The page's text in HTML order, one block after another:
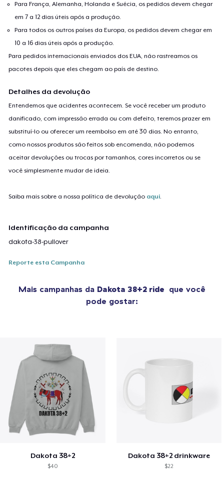
Para França, Alemanha, Holanda e Suécia, os pedidos devem chegar
em 7 a 12 dias úteis após a produção.
Para todos os outros países da Europa, os pedidos devem chegar em
10 a 16 dias úteis após a produção.
Para pedidos internacionais enviados dos EUA, não rastreamos os
pacotes depois que eles chegam ao país de destino.
Detalhes da devolução
Entendemos que acidentes acontecem. Se você receber um produto
danificado, com impressão errada ou com defeito, teremos prazer em
substituí-lo ou oferecer um reembolso em até 30 dias. No entanto,
como nossos produtos são feitos sob encomenda, não podemos
aceitar devoluções ou trocas por tamanhos, cores incorretos ou se
você simplesmente mudar de ideia.
Saiba mais sobre a nossa política de devolução aqui.
Identificação da campanha
dakota-38-pullover
Reporte esta Campanha
Mais campanhas da Dakota 38+2 ride que você
pode gostar:
Dakota 38+2
$40
Dakota 38+2 drinkware
$22